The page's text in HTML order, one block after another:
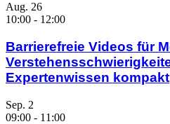
Aug. 26
10:00 - 12:00
Barrierefreie Videos für
Expertenwissen kompakt
Sep. 2
09:00 - 11:00